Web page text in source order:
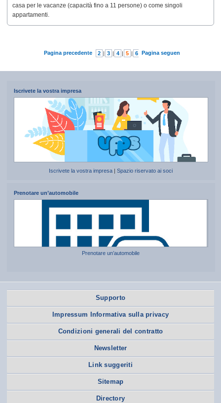
casa per le vacanze (capacità fino a 11 persone) o come singoli
appartamenti.
Pagina precedente 2 | 3 | 4 | 5 | 6 7 | 8
Pagina seguente
Iscrivete la vostra impresa
Iscrivete la vostra impresa |Spazio riservato ai soci
Prenotare un’automobile
Prenotare un’automobile
Supporto
Impressum Informativa sulla privacy
Condizioni generali del contratto
Newsletter
Link suggeriti
Sitemap
Directory